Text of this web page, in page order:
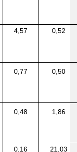
4,57 0,52
0,77 0,50
0,48 1,86
0,16 21,03